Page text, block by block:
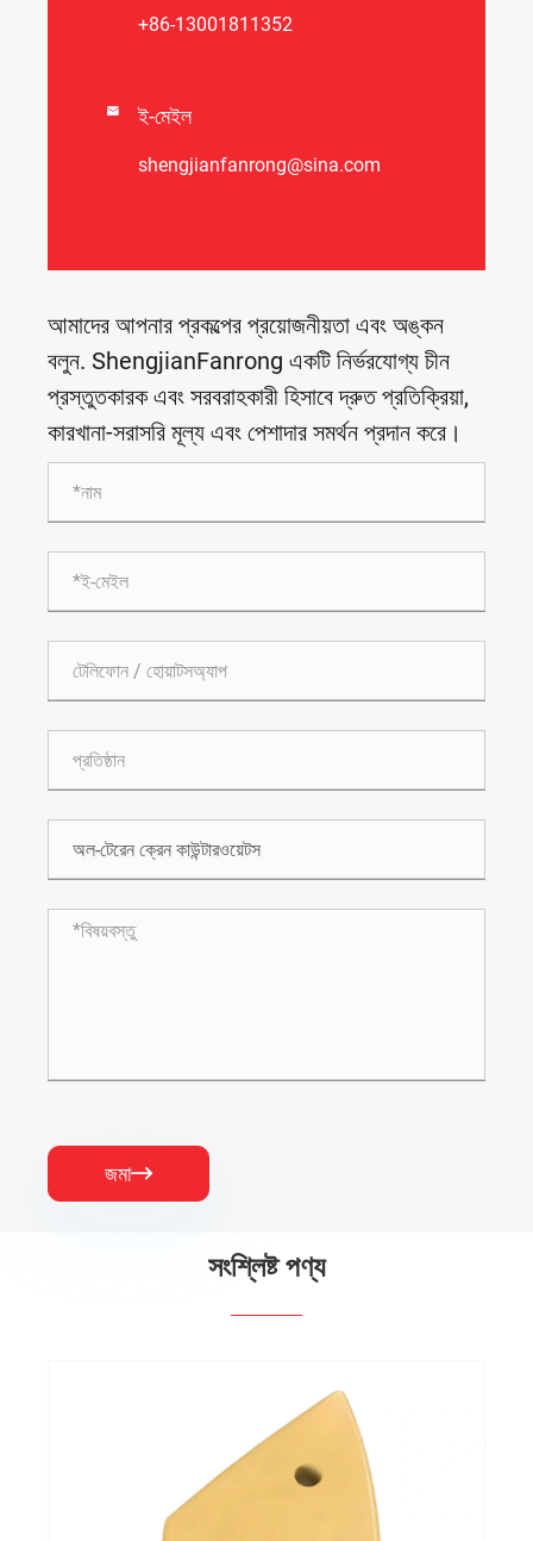
+86-13001811352
 ই-মেইল
shengjianfanrong@sina.com
আমাদের আপনার প্রকল্পের প্রয়োজনীয়তা এবং অঙ্কন
বলুন. ShengjianFanrong একটি নির্ভরযোগ্য চীন
প্রস্তুতকারক এবং সরবরাহকারী হিসাবে দ্রুত প্রতিক্রিয়া,
কারখানা-সরাসরি মূল্য এবং পেশাদার সমর্থন প্রদান করে।
জমা
সংশ্লিষ্ট পণ্য